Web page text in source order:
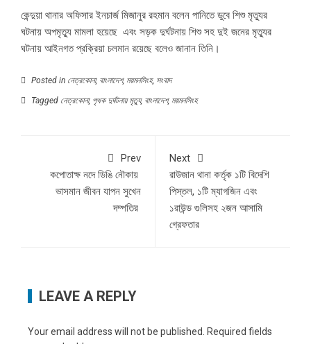
কেন্দুয়া থানার অফিসার ইনচার্জ মিজানুর রহমান বলেন পানিতে ডুবে শিশু মৃত্যুর
ঘটনায় অপমৃত্যু মামলা হয়েছে এবং সড়ক দুর্ঘটনায় শিশু সহ দুই জনের মৃত্যুর
ঘটনায় আইনগত প্রক্রিয়া চলমান রয়েছে বলেও জানান তিনি।
Posted in নেত্রকোনা, বাংলাদেশ, ময়মনসিংহ, সংবাদ
Tagged নেত্রকোনা, পৃথক দুর্ঘটনায় মৃত্যু, বাংলাদেশ, ময়মনসিংহ
Prev
কপোতাক্ষ নদে ডিঙি নৌকায়
ভাসমান জীবন যাপন সুখেন
দম্পতির
Next
রাউজান থানা কর্তৃক ১টি বিদেশি
পিস্তল, ১টি ম্যাগজিন এবং
১রাউন্ড গুলিসহ ২জন আসামি
গ্রেফতার
LEAVE A REPLY
Your email address will not be published.
Required fields